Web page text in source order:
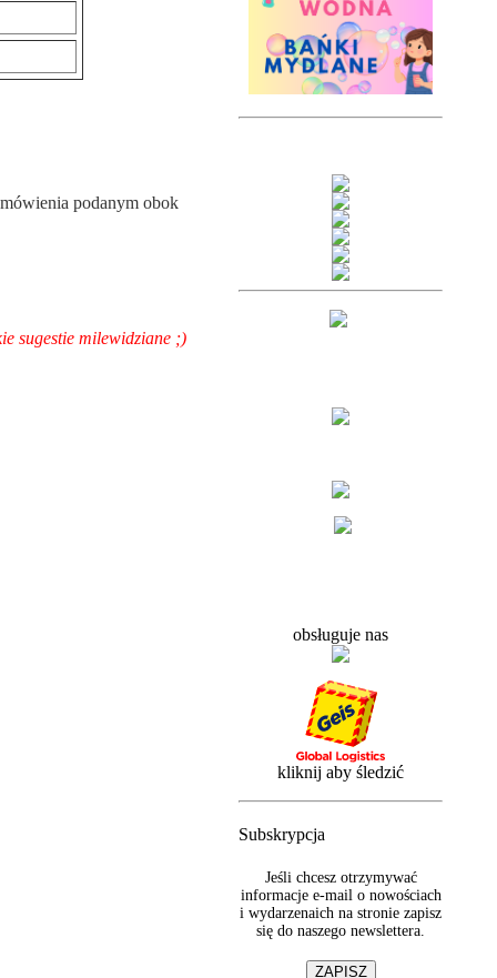
podanym obok
sugestie milewidziane ;)
obsługuje nas
kliknij aby śledzić
Subskrypcja
Jeśli chcesz otrzymywać
informacje e-mail o nowościach
i wydarzenaich na stronie zapisz
się do naszego newslettera.